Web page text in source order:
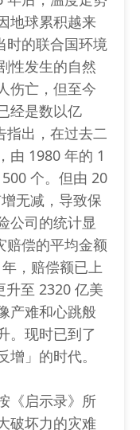
地球累积越来
时的联合国环境
性发生的自然
伤亡，但至今
经是数以亿
指出，在过去二
由 1980 年的 1
个。但由 20
无减，导致保
公司的统计显
赔偿的平均金额
，赔偿额已上
升至 2320 亿美
产难和心跳般
。现时已到了
」的时代。
《启示录》所
破坏力的灾难